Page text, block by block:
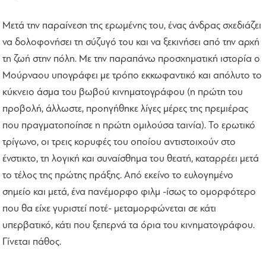
Μετά την παραίνεση της ερωμένης του, ένας άνδρας σχεδιάζει
να δολοφονήσει τη σύζυγό του και να ξεκινήσει από την αρχή
τη ζωή στην πόλη. Με την παραπάνω προσχηματική ιστορία ο
Μούρναου υπογράφει με τρόπο εκκωφαντικό και απόλυτο το
κύκνειο άσμα του βωβού κινηματογράφου (η πρώτη του
προβολή, άλλωστε, προηγήθηκε λίγες μέρες της πρεμιέρας
που πραγματοποίησε η πρώτη ομιλούσα ταινία). Το ερωτικό
τρίγωνο, οι τρεις κορυφές του οποίου αντιστοιχούν στο
ένστικτο, τη λογική και συναίσθημα του θεατή, καταρρέει μετά
το τέλος της πρώτης πράξης. Από εκείνο το ευλογημένο
σημείο και μετά, ένα πανέμορφο φιλμ -ίσως το ομορφότερο
που θα είχε γυριστεί ποτέ- μεταμορφώνεται σε κάτι
υπερβατικό, κάτι που ξεπερνά τα όρια του κινηματογράφου.
Γίνεται πάθος.